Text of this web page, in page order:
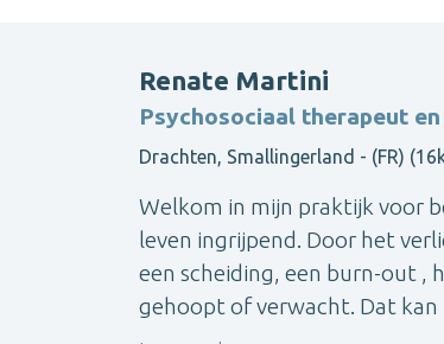
Renate Martini
Psychosociaal therapeut
Drachten, Smallingerland - (FR)
Welkom in mijn praktijk voor
leven ingrijpend. Door het
een scheiding, een burn-out ,
gehoopt of verwacht. Dat kan